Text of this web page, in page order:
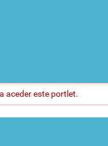
aceder este portlet.